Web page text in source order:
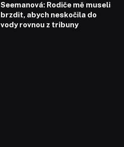
Seemanová: Rodiče mě museli
brzdit, abych neskočila do
vody rovnou z tribuny